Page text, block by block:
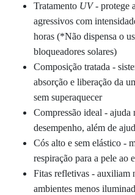
Tratamento UV- protege
agressivos com
horas (*Não dispensa o
bloqueadores solares)
Composição tratada -
absorção e liberação da
sem superaquecer
Compressão ideal - ajuda
desempenho, além de
Cós alto e sem elástico -
respiração para a pele ao
Fitas refletivas - auxiliam
ambientes menos